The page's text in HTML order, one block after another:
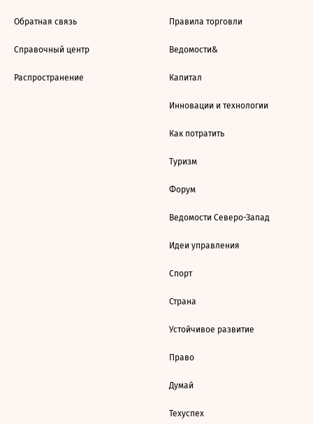
Обратная связь
Справочный центр
Распространение
Правила торговли
Ведомости&
Капитал
Инновации и технологии
Как потратить
Туризм
Форум
Ведомости Северо-Запад
Идеи управления
Спорт
Страна
Устойчивое развитие
Право
Думай
Техуспех